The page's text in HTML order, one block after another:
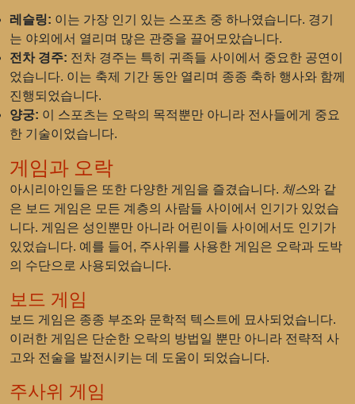
레슬링: 이는 가장 인기 있는 스포츠 중 하나였습니다. 경기
는 야외에서 열리며 많은 관중을 끌어모았습니다.
전차 경주: 전차 경주는 특히 귀족들 사이에서 중요한 공연이
었습니다. 이는 축제 기간 동안 열리며 종종 축하 행사와 함께
진행되었습니다.
양궁: 이 스포츠는 오락의 목적뿐만 아니라 전사들에게 중요
한 기술이었습니다.
게임과 오락
아시리아인들은 또한 다양한 게임을 즐겼습니다. 체스와 같
은 보드 게임은 모든 계층의 사람들 사이에서 인기가 있었습
니다. 게임은 성인뿐만 아니라 어린이들 사이에서도 인기가
있었습니다. 예를 들어, 주사위를 사용한 게임은 오락과 도박
의 수단으로 사용되었습니다.
보드 게임
보드 게임은 종종 부조와 문학적 텍스트에 묘사되었습니다.
이러한 게임은 단순한 오락의 방법일 뿐만 아니라 전략적 사
고와 전술을 발전시키는 데 도움이 되었습니다.
주사위 게임